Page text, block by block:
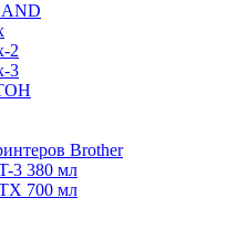
2
3
Brother
3 380 мл
700 мл